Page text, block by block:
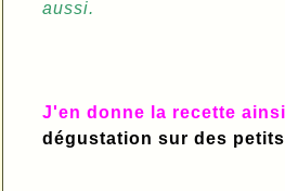
aussi.
J'en donne la recette
dégustation sur des